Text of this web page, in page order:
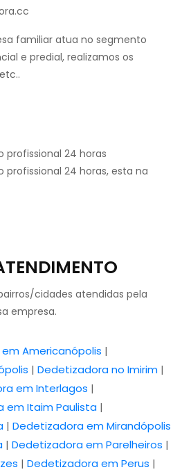
familiar atua no segmento
e predial, realizamos os
profissional 24 horas
profissional 24 horas, esta na
cidades atendidas pela
empresa.
Americanópolis |
| Dedetizadora no Imirim|
em Interlagos |
em Itaim Paulista |
| Dedetizadora em Mirandópolis
| Dedetizadora em Parelheiros |
| Dedetizadora em Perus |